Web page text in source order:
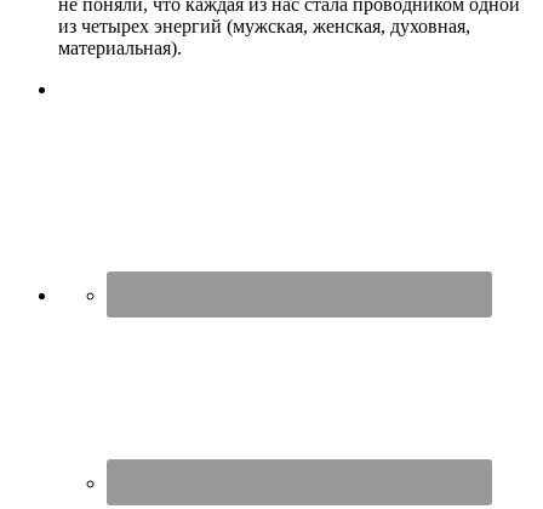
не поняли, что каждая из нас стала проводником одной
из четырех энергий (мужская, женская, духовная,
материальная).